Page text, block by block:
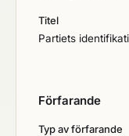
Titel
Partiets
Förfarande
Typ av förfarande